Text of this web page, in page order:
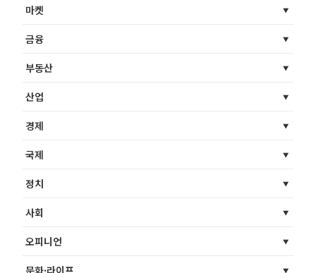
마켓
금융
부동산
산업
경제
국제
정치
사회
오피니언
문화·라이프